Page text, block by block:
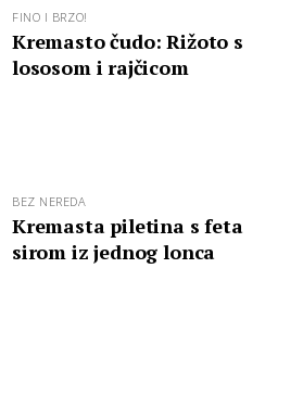
FINO I BRZO!
Kremasto čudo: Rižoto s
lososom i rajčicom
BEZ NEREDA
Kremasta piletina s feta
sirom iz jednog lonca